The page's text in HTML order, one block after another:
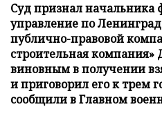
Суд признал начальника
управление по
публично-правовой
строительная
виновным в получении
и приговорил его к трем
сообщили в Главном